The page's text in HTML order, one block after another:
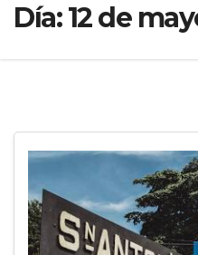
Día:12 de